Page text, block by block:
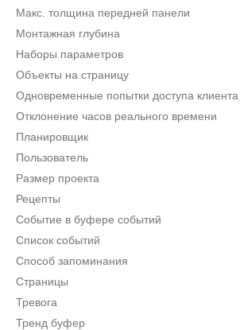
Макс. толщина передней панели
Монтажная глубина
Наборы параметров
Объекты на страницу
Одновременные попытки доступа клиента
Отклонение часов реального времени
Планировщик
Пользователь
Размер проекта
Рецепты
Событие в буфере событий
Список событий
Способ запоминания
Страницы
Тревога
Тренд буфер